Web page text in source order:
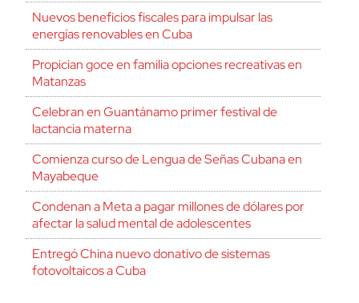
Nuevos beneficios fiscales para impulsar las
energías renovables en Cuba
Propician goce en familia opciones recreativas en
Matanzas
Celebran en Guantánamo primer festival de
lactancia materna
Comienza curso de Lengua de Señas Cubana en
Mayabeque
Condenan a Meta a pagar millones de dólares por
afectar la salud mental de adolescentes
Entregó China nuevo donativo de sistemas
fotovoltaicos a Cuba